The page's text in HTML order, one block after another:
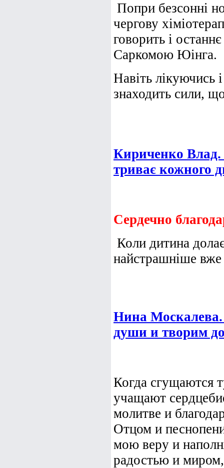
Попри безсонні
чергову
говорить і
Саркомою Юінга.
Навіть лікуючись
знаходить сили,
Кириченко Влад.
триває кожного
Сердечно
Коли дитина
найстрашніше
Нина Москалева.
души и творим
Когда сгущаются
учащают
молитве и
Отцом и
мою веру и
радостью и